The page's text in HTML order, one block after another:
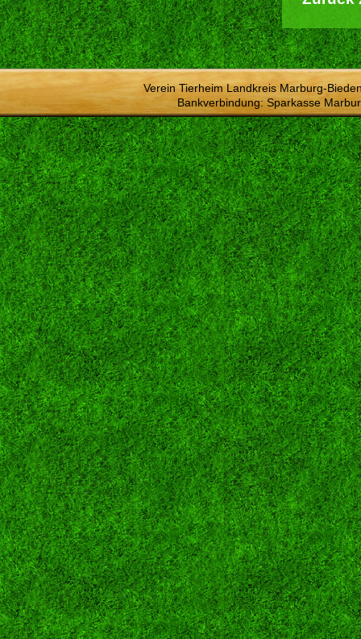
Verein Tierheim Landkreis Marburg-
Bankverbindung: Sparkasse